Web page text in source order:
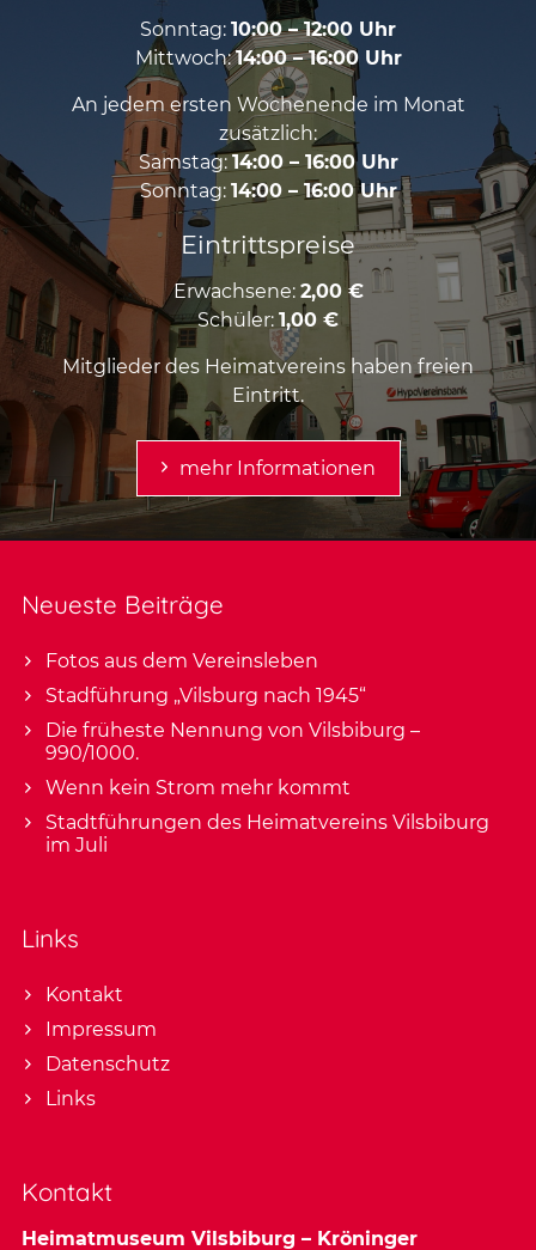
Sonntag: 10:00 – 12:00 Uhr
Mittwoch:14:00 – 16:00 Uhr
An jedem ersten Wochenende im Monat
zusätzlich:
Samstag: 14:00 – 16:00 Uhr
Sonntag: 14:00 – 16:00 Uhr
Eintrittspreise
Erwachsene: 2,00 €
Schüler: 1,00 €
Mitglieder des Heimatvereins haben freien
Eintritt.
mehr Informationen
Neueste Beiträge
Fotos aus dem Vereinsleben
Stadführung „Vilsburg nach 1945“
Die früheste Nennung von Vilsbiburg –
990/1000.
Wenn kein Strom mehr kommt
Stadtführungen des Heimatvereins Vilsbiburg
im Juli
Links
Kontakt
Impressum
Datenschutz
Links
Kontakt
Heimatmuseum Vilsbiburg – Kröninger